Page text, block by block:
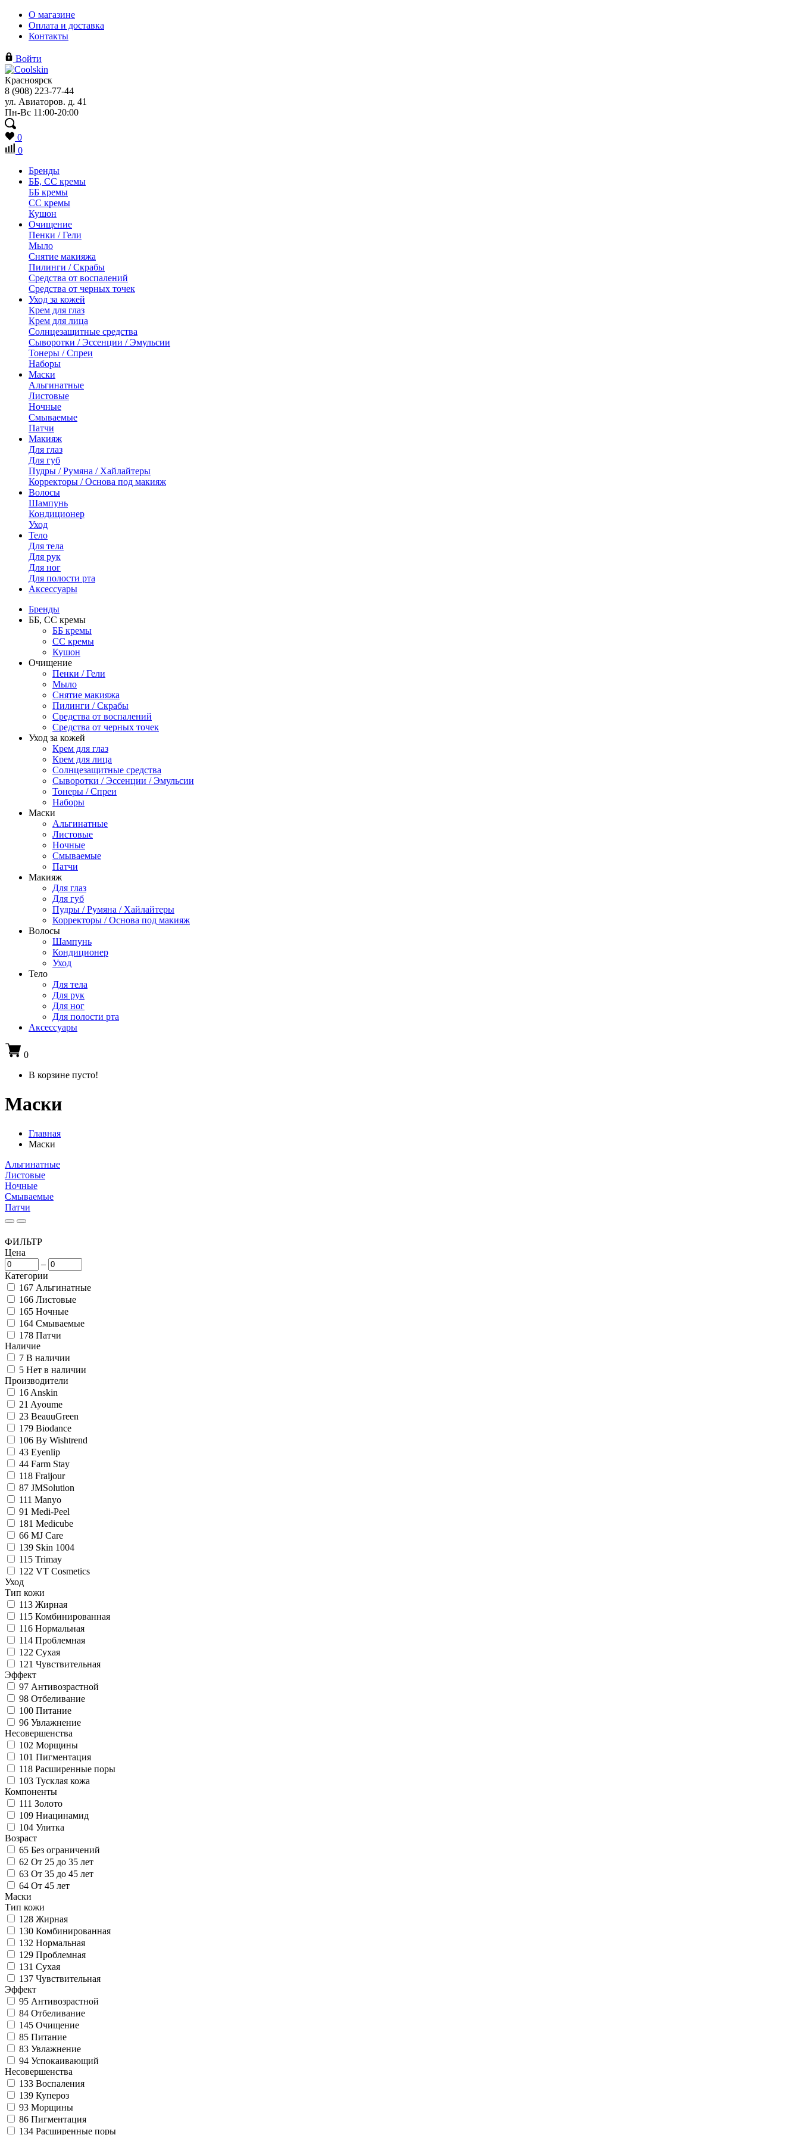
О магазине
Оплата и доставка
Контакты
Войти
Красноярск
8 (908) 223-77-44
ул. Авиаторов. д. 41
Пн-Вс 11:00-20:00
0
0
Бренды
ББ, СС кремы
ББ кремы
CC кремы
Кушон
Очищение
Пенки / Гели
Мыло
Снятие макияжа
Пилинги / Скрабы
Средства от воспалений
Средства от черных точек
Уход за кожей
Крем для глаз
Крем для лица
Солнцезащитные средства
Сыворотки / Эссенции / Эмульсии
Тонеры / Спреи
Наборы
Маски
Альгинатные
Листовые
Ночные
Смываемые
Патчи
Макияж
Для глаз
Для губ
Пудры / Румяна / Хайлайтеры
Корректоры / Основа под макияж
Волосы
Шампунь
Кондиционер
Уход
Тело
Для тела
Для рук
Для ног
Для полости рта
Аксессуары
Бренды
ББ, СС кремы
ББ кремы
CC кремы
Кушон
Очищение
Пенки / Гели
Мыло
Снятие макияжа
Пилинги / Скрабы
Средства от воспалений
Средства от черных точек
Уход за кожей
Крем для глаз
Крем для лица
Солнцезащитные средства
Сыворотки / Эссенции / Эмульсии
Тонеры / Спреи
Наборы
Маски
Альгинатные
Листовые
Ночные
Смываемые
Патчи
Макияж
Для глаз
Для губ
Пудры / Румяна / Хайлайтеры
Корректоры / Основа под макияж
Волосы
Шампунь
Кондиционер
Уход
Тело
Для тела
Для рук
Для ног
Для полости рта
Аксессуары
0
В корзине пусто!
Маски
Главная
Маски
Альгинатные
Листовые
Ночные
Смываемые
Патчи
ФИЛЬТР
Цена
–
Категории
167 Альгинатные
166 Листовые
165 Ночные
164 Смываемые
178 Патчи
Наличие
7 В наличии
5 Нет в наличии
Производители
16 Anskin
21 Ayoume
23 BeauuGreen
179 Biodance
106 By Wishtrend
43 Eyenlip
44 Farm Stay
118 Fraijour
87 JMSolution
111 Manyo
91 Medi-Peel
181 Medicube
66 MJ Care
139 Skin 1004
115 Trimay
122 VT Cosmetics
Уход
Тип кожи
113 Жирная
115 Комбинированная
116 Нормальная
114 Проблемная
122 Сухая
121 Чувствительная
Эффект
97 Антивозрастной
98 Отбеливание
100 Питание
96 Увлажнение
Несовершенства
102 Морщины
101 Пигментация
118 Расширенные поры
103 Тусклая кожа
Компоненты
111 Золото
109 Ниацинамид
104 Улитка
Возраст
65 Без ограничений
62 От 25 до 35 лет
63 От 35 до 45 лет
64 От 45 лет
Маски
Тип кожи
128 Жирная
130 Комбинированная
132 Нормальная
129 Проблемная
131 Сухая
137 Чувствительная
Эффект
95 Антивозрастной
84 Отбеливание
145 Очищение
85 Питание
83 Увлажнение
94 Успокаивающий
Несовершенства
133 Воспаления
139 Купероз
93 Морщины
86 Пигментация
134 Расширенные поры